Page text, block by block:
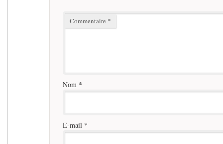
Commentaire *
Nom *
E-mail *